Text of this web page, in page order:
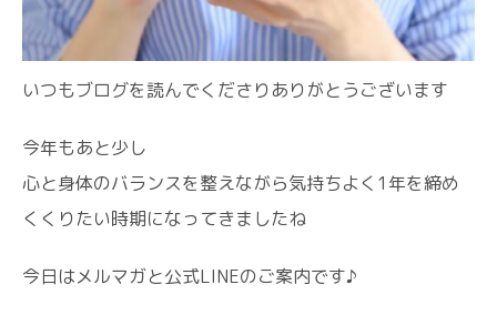
いつもブログを読んでくださりありがとうございます
今年もあと少し
心と身体のバランスを整えながら気持ちよく1年を締め
くくりたい時期になってきましたね
今日はメルマガと公式LINEのご案内です♪